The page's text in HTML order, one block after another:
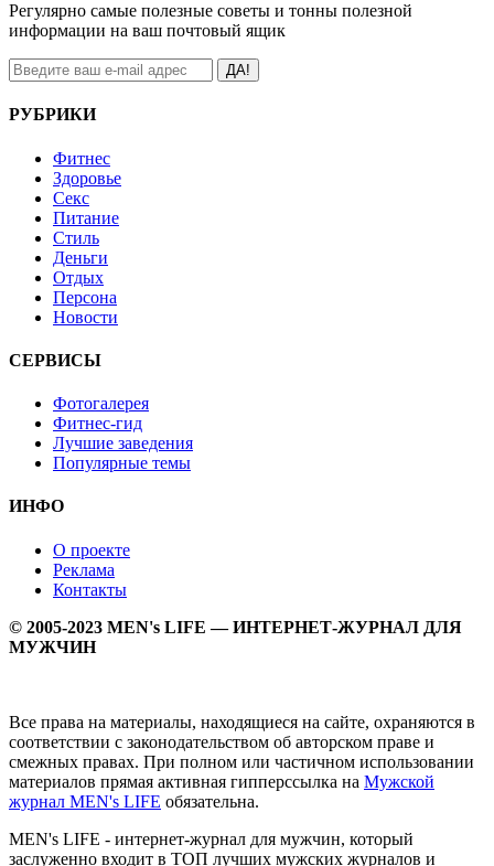
Регулярно самые полезные советы и тонны полезной
информации на ваш почтовый ящик
ДА!
РУБРИКИ
Фитнес
Здоровье
Секс
Питание
Стиль
Деньги
Отдых
Персона
Новости
СЕРВИСЫ
Фотогалерея
Фитнес-гид
Лучшие заведения
Популярные темы
ИНФО
О проекте
Реклама
Контакты
© 2005-2023 MEN's LIFE — ИНТЕРНЕТ-ЖУРНАЛ ДЛЯ
МУЖЧИН
Все права на материалы, находящиеся на сайте, охраняются в
соответствии с законодательством об авторском праве и
смежных правах. При полном или частичном использовании
материалов прямая активная гипперссылка на Мужской
журнал MEN's LIFE обязательна.
MEN's LIFE - интернет-журнал для мужчин, который
заслуженно входит в ТОП лучших мужских журналов и